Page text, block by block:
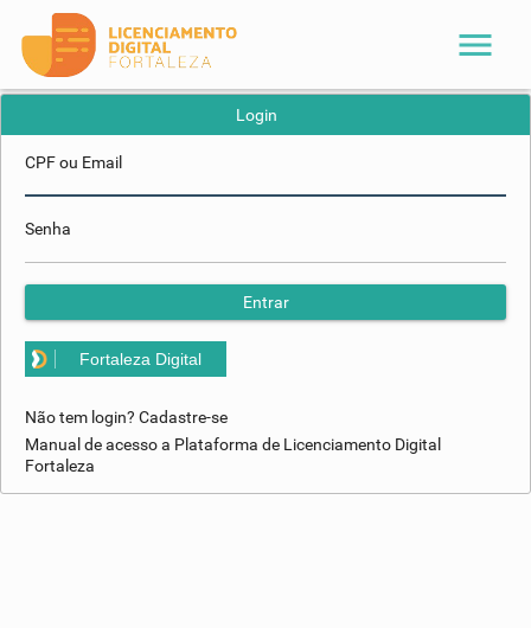
menu
Login
CPF ou Email
Senha
Entrar
Fortaleza Digital
Não tem login? Cadastre-se
Manual de acesso a Plataforma de Licenciamento Digital
Fortaleza